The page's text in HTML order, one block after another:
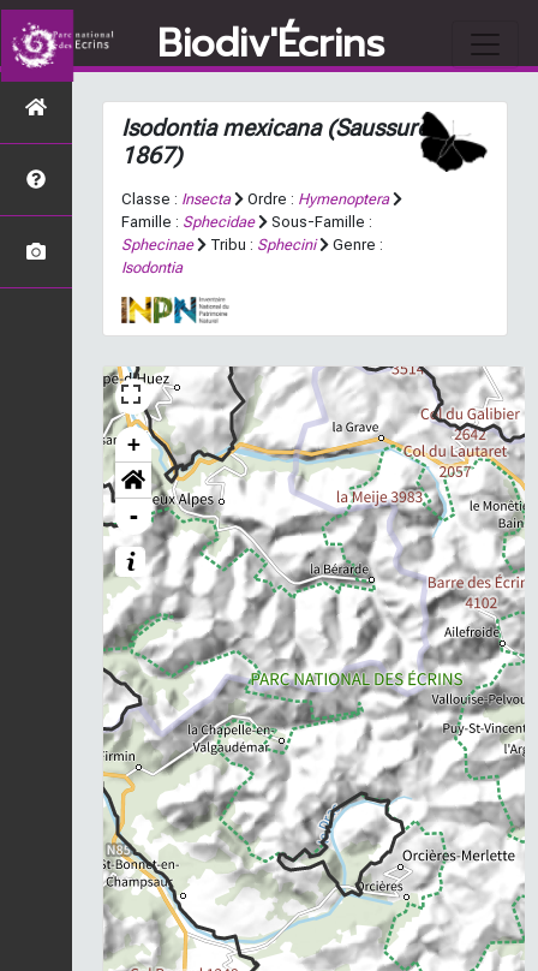
Biodiv'Écrins
Isodontia mexicana(Saussure,
1867)
Classe : Insecta Ordre : Hymenoptera
Famille : Sphecidae
Sous-Famille :
Sphecinae
Tribu : Sphecini
Genre :
Isodontia
+
-